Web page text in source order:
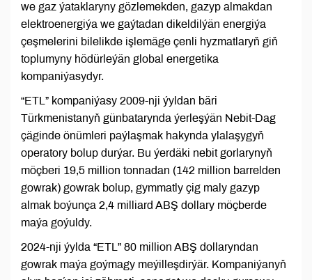
we gaz ýataklaryny gözlemekden, gazyp almakdan
elektroenergiýa we gaýtadan dikeldilýän energiýa
çeşmelerini bilelikde işlemäge çenli hyzmatlaryň giň
toplumyny hödürleýän global energetika
kompaniýasydyr.
“ETL” kompaniýasy 2009-nji ýyldan bäri
Türkmenistanyň günbatarynda ýerleşýän Nebit-Dag
çäginde önümleri paýlaşmak hakynda ylalaşygyň
operatory bolup durýar. Bu ýerdäki nebit gorlarynyň
möçberi 19,5 million tonnadan (142 million barrelden
gowrak) gowrak bolup, gymmatly çig maly gazyp
almak boýunça 2,4 milliard ABŞ dollary möçberde
maýa goýuldy.
2024-nji ýylda “ETL” 80 million ABŞ dollaryndan
gowrak maýa goýmagy meýilleşdirýär. Kompaniýanyň